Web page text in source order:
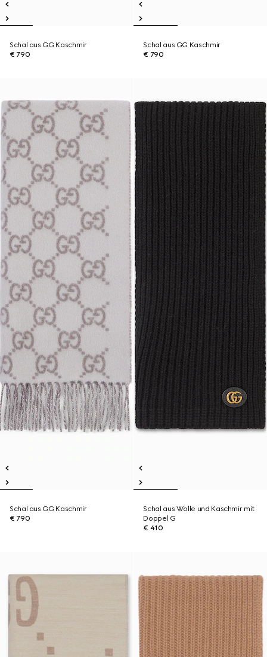
Schal aus GG Kaschmir
€ 790
Schal aus GG Kaschmir
€ 790
Schal aus GG Kaschmir
€ 790
Schal aus Wolle und Kaschmir mit
Doppel G
€ 410